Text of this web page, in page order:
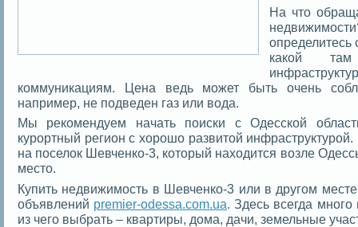
На что
определитесь
какой
коммуникациям. Цена ведь может быть очень
например, не подведен газ или вода.
Мы рекомендуем начать поиски с Одесской
курортный регион с хорошо развитой
на поселок Шевченко-3, который находится возле
место.
Купить недвижимость в Шевченко-3 или в другом
объявлений premier-odessa.com.ua . Здесь всегда
из чего выбрать – квартиры, дома, дачи, земельные